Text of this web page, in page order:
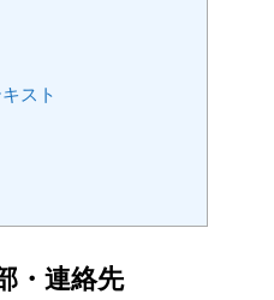
キスト
・連絡先